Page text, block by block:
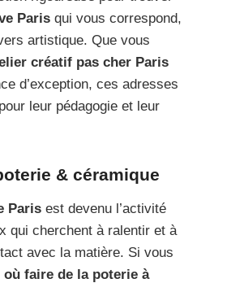
Paris qui vous correspond,
artistique. Que vous
créatif pas cher Paris
d’exception, ces adresses
leur pédagogie et leur
& céramique
Paris est devenu l’activité
qui cherchent à ralentir et à
avec la matière. Si vous
où faire de la poterie à